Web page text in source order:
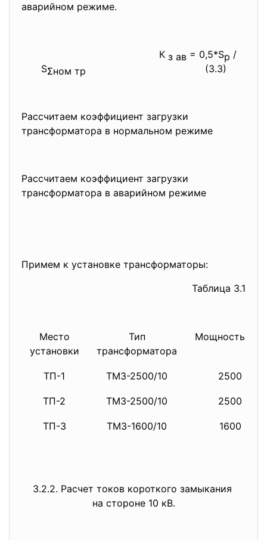
аварийном режиме.
К з ав = 0,5*Sр /
SΣном тр (3.3)
Рассчитаем коэффициент загрузки
трансформатора в нормальном режиме
Рассчитаем коэффициент загрузки
трансформатора в аварийном режиме
Примем к установке трансформаторы:
Таблица 3.1
Место
установки
Тип
трансформатора
Мощность,кВА
ТП-1 ТМЗ-2500/10 2500
ТП-2 ТМЗ-2500/10 2500
ТП-3 ТМЗ-1600/10 1600
3.2.2. Расчет токов короткого замыкания
на стороне 10 кВ.